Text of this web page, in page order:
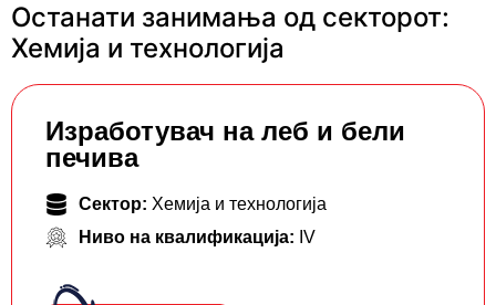
Останати занимања од секторот:
Хемија и технологија
Изработувач на леб и бели
печива
Сектор: Хемија и технологија
Ниво на квалификација: IV